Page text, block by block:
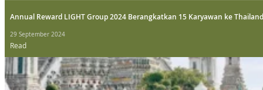
Annual Reward LIGHT Group 2024 Berangkatkan 15 Karyawan ke
29 September 2024
Read